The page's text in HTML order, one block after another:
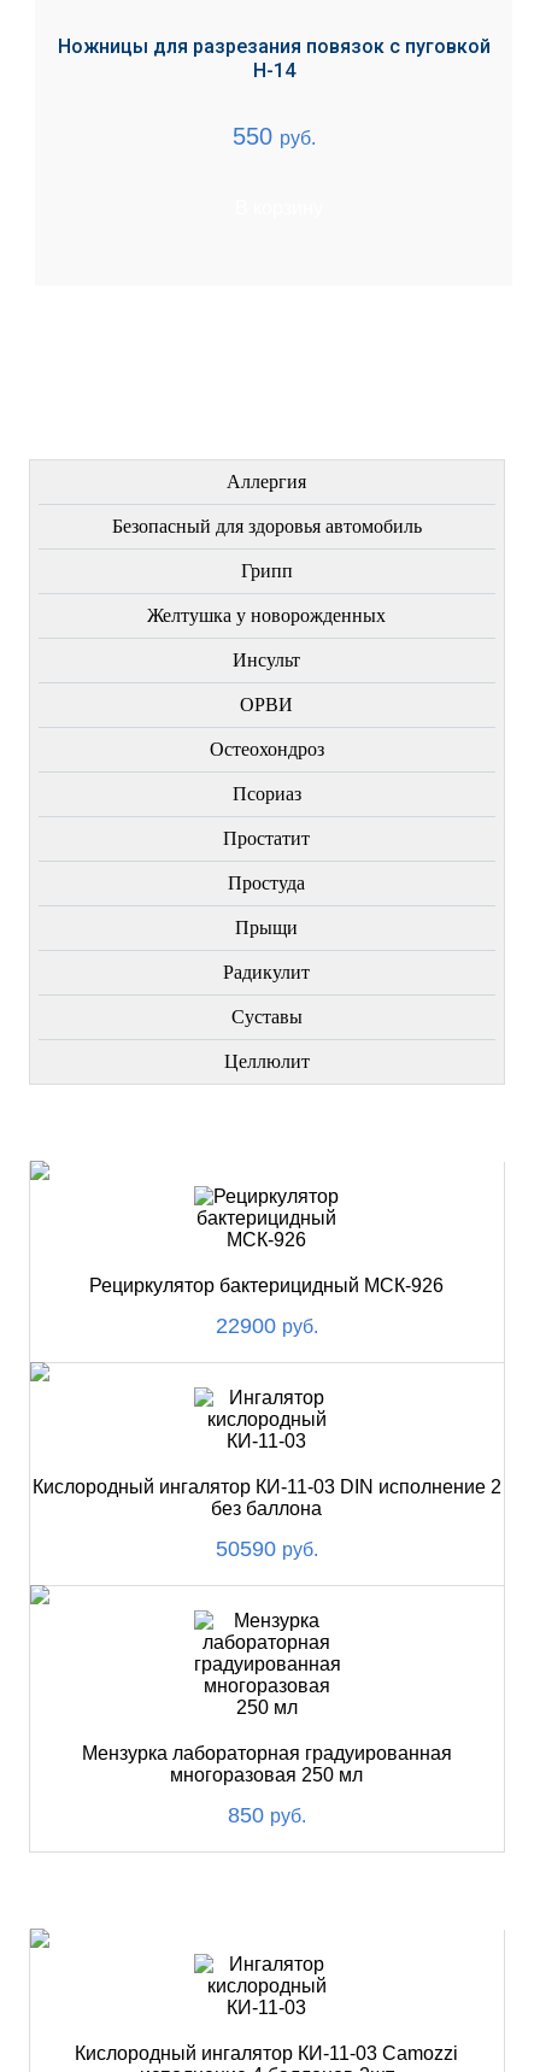
Ножницы для разрезания повязок с пуговкой
Н-14
550 руб.
Аллергия
Безопасный для здоровья автомобиль
Грипп
Желтушка у новорожденных
Инсульт
ОРВИ
Остеохондроз
Пcориаз
Простатит
Простуда
Прыщи
Радикулит
Суставы
Целлюлит
Рециркулятор бактерицидный МСК-926
22900 руб.
Кислородный ингалятор КИ-11-03 DIN исполнение 2
без баллона
50590 руб.
Мензурка лабораторная градуированная
многоразовая 250 мл
850 руб.
Кислородный ингалятор КИ-11-03 Camozzi